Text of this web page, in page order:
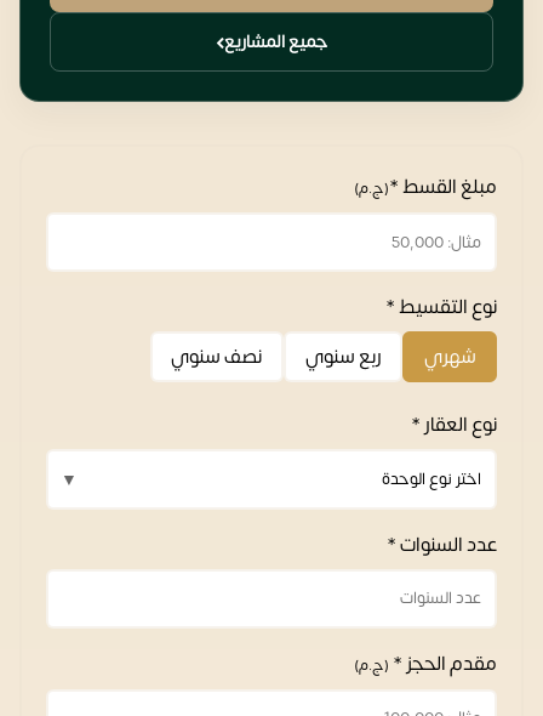
جميع المشاريع
مبلغ القسط *(ج.م)
نوع التقسيط *
شهري
ربع سنوي نصف سنوي
نوع العقار *
عدد السنوات *
مقدم الحجز * (ج.م)